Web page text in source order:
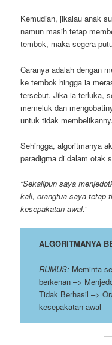
Kemudian, jikalau anak
namun masih tetap
tembok, maka segera
Caranya adalah dengan
ke tembok hingga ia
tersebut. Jika ia terluka,
memeluk dan
untuk tidak
Sehingga, algoritmanya
paradigma di dalam otak
“Sekalipun saya
kali, orangtua saya tetap
kesepakatan awal.”
ALGORITMANYA
RUMUS:Meminta
berkenan –>
Tidak Berhasil –>
kesepakatan awal